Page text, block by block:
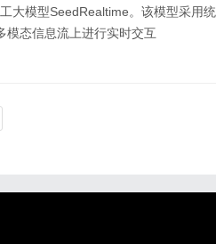
大模型SeedRealtime。该模型采用统
模态信息流上进行实时交互